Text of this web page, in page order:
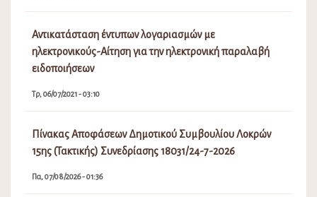
Αντικατάσταση έντυπων λογαριασμών με
ηλεκτρονικούς-Αίτηση για την ηλεκτρονική παραλαβή
ειδοποιήσεων
Τρ, 06/07/2021 - 03:10
Πίνακας Αποφάσεων Δημοτικού Συμβουλίου Λοκρών
15ης (Τακτικής) Συνεδρίασης 18031/24-7-2026
Πα, 07/08/2026 - 01:36